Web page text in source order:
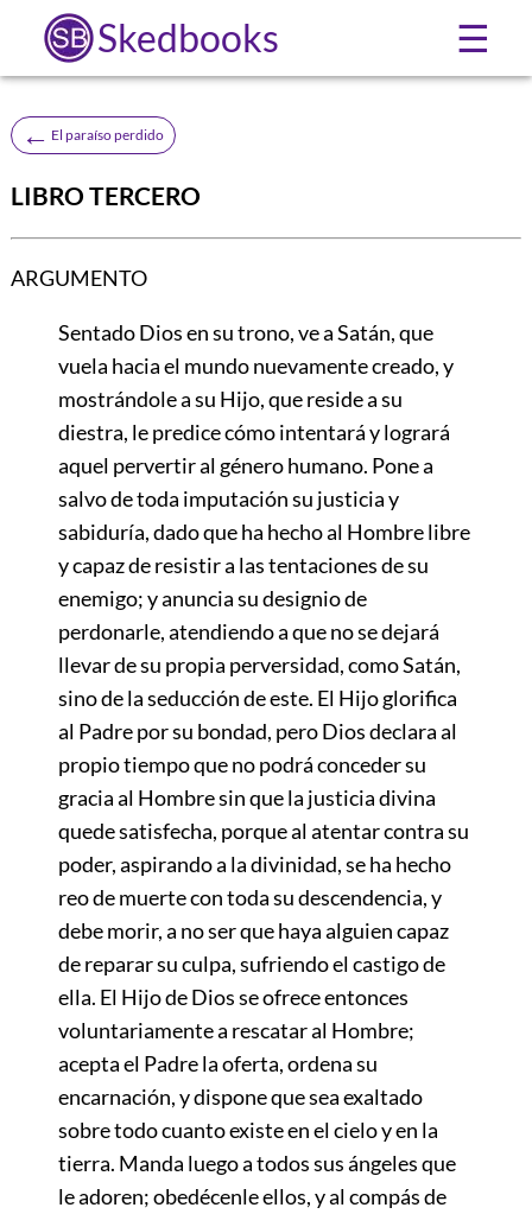
Skedbooks ☰
← El paraíso perdido
LIBRO TERCERO
ARGUMENTO
Sentado Dios en su trono, ve a Satán, que
vuela hacia el mundo nuevamente creado, y
mostrándole a su Hijo, que reside a su
diestra, le predice cómo intentará y logrará
aquel pervertir al género humano. Pone a
salvo de toda imputación su justicia y
sabiduría, dado que ha hecho al Hombre libre
y capaz de resistir a las tentaciones de su
enemigo; y anuncia su designio de
perdonarle, atendiendo a que no se dejará
llevar de su propia perversidad, como Satán,
sino de la seducción de este. El Hijo glorifica
al Padre por su bondad, pero Dios declara al
propio tiempo que no podrá conceder su
gracia al Hombre sin que la justicia divina
quede satisfecha, porque al atentar contra su
poder, aspirando a la divinidad, se ha hecho
reo de muerte con toda su descendencia, y
debe morir, a no ser que haya alguien capaz
de reparar su culpa, sufriendo el castigo de
ella. El Hijo de Dios se ofrece entonces
voluntariamente a rescatar al Hombre;
acepta el Padre la oferta, ordena su
encarnación, y dispone que sea exaltado
sobre todo cuanto existe en el cielo y en la
tierra. Manda luego a todos sus ángeles que
le adoren; obedécenle ellos, y al compás de